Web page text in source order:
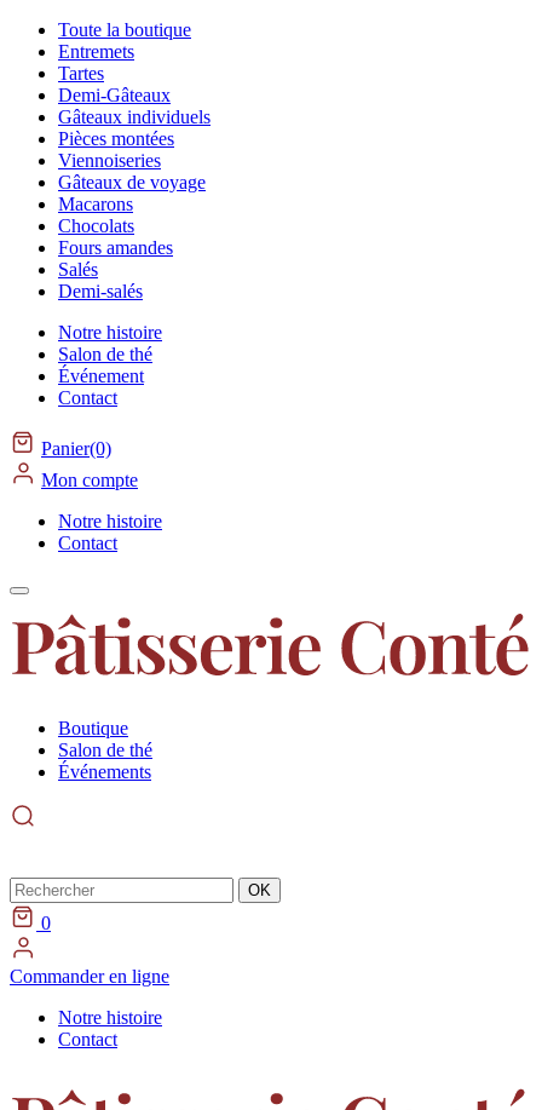
Toute la boutique
Entremets
Tartes
Demi-Gâteaux
Gâteaux individuels
Pièces montées
Viennoiseries
Gâteaux de voyage
Macarons
Chocolats
Fours amandes
Salés
Demi-salés
Notre histoire
Salon de thé
Événement
Contact
Panier(0)
Mon compte
Notre histoire
Contact
Boutique
Salon de thé
Événements
Rechercher OK
0
Commander en ligne
Notre histoire
Contact